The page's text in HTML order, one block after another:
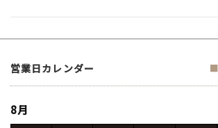
営業日カレンダー ■
8月